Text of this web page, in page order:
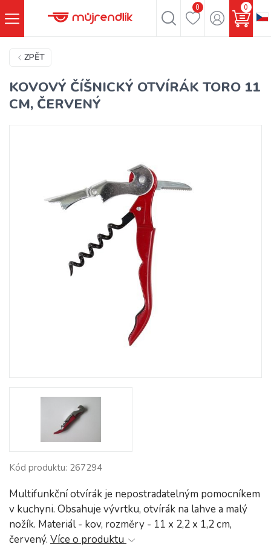
0 0
ZPĚT
KOVOVÝ ČÍŠNICKÝ OTVÍRÁK TORO 11
CM, ČERVENÝ
Kód produktu: 267294
Multifunkční otvírák je nepostradatelným pomocníkem
v kuchyni. Obsahuje vývrtku, otvírák na lahve a malý
nožík. Materiál - kov, rozměry - 11 x 2,2 x 1,2 cm,
červený. Více o produktu